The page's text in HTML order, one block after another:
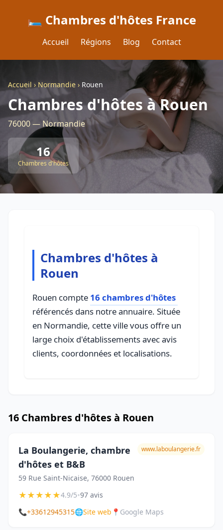
🛏️ Chambres d'hôtes France
Accueil Régions Blog Contact
Accueil › Normandie › Rouen
Chambres d'hôtes à Rouen
76000 — Normandie
16
Chambres d'hôtes
Chambres d'hôtes à
Rouen
Rouen compte 16 chambres d'hôtes
référencés dans notre annuaire. Située
en Normandie, cette ville vous offre un
large choix d'établissements avec avis
clients, coordonnées et localisations.
16 Chambres d'hôtes à Rouen
La Boulangerie, chambre
d'hôtes et B&B
59 Rue Saint-Nicaise, 76000 Rouen
www.laboulangerie.fr
★★★★★4.9/5•97 avis
📞+33612945315🌐Site web 📍 Google Maps